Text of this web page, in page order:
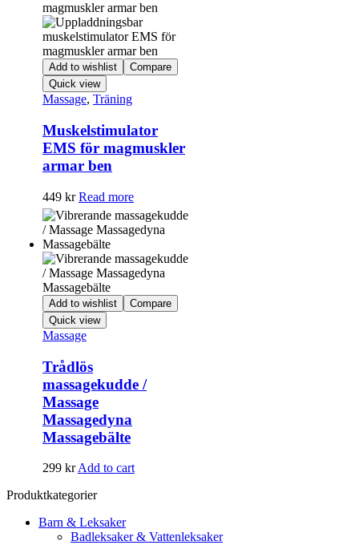
Add to wishlist
Compare
Quick view
Massage, Träning
Muskelstimulator
EMS för magmuskler
armar ben
449 kr Read more
Add to wishlist
Compare
Quick view
Massage
Trådlös
massagekudde /
Massage
Massagedyna
Massagebälte
299 kr Add to cart
Produktkategorier
Barn & Leksaker
Badleksaker & Vattenleksaker